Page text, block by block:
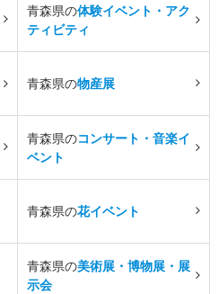
青森県の体験イベント・アク
ティビティ
青森県の物産展
青森県のコンサート・音楽イ
ベント
青森県の花イベント
青森県の美術展・博物展・展
示会